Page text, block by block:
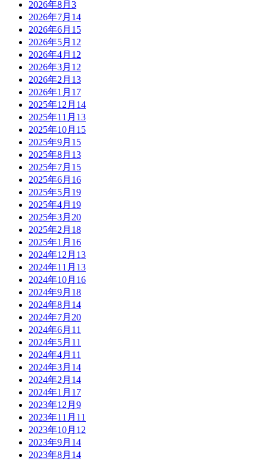
2026年8月 3
2026年7月 14
2026年6月 15
2026年5月 12
2026年4月 12
2026年3月 12
2026年2月 13
2026年1月 17
2025年12月 14
2025年11月 13
2025年10月 15
2025年9月 15
2025年8月 13
2025年7月 15
2025年6月 16
2025年5月 19
2025年4月 19
2025年3月 20
2025年2月 18
2025年1月 16
2024年12月 13
2024年11月 13
2024年10月 16
2024年9月 18
2024年8月 14
2024年7月 20
2024年6月 11
2024年5月 11
2024年4月 11
2024年3月 14
2024年2月 14
2024年1月 17
2023年12月 9
2023年11月 11
2023年10月 12
2023年9月 14
2023年8月 14